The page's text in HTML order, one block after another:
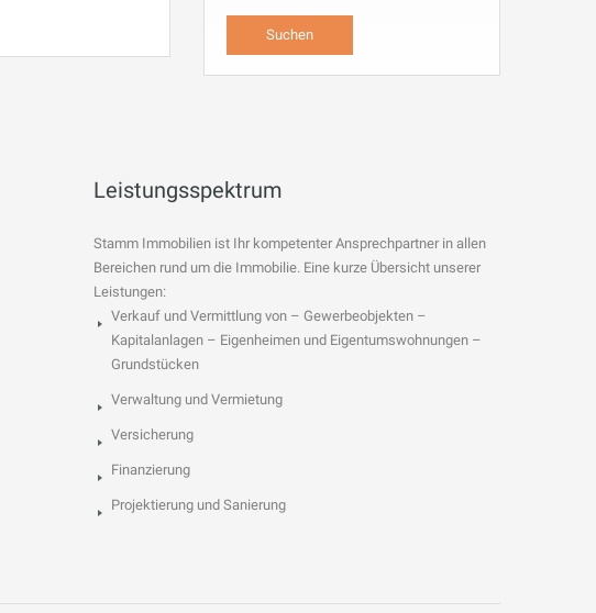
Leistungsspektrum
Stamm Immobilien ist Ihr kompetenter Ansprechpartner in allen
Bereichen rund um die Immobilie. Eine kurze Übersicht unserer
Leistungen:
Verkauf und Vermittlung von – Gewerbeobjekten –
Kapitalanlagen – Eigenheimen und Eigentumswohnungen –
Grundstücken
Verwaltung und Vermietung
Versicherung
Finanzierung
Projektierung und Sanierung